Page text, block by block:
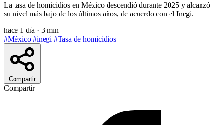
La tasa de homicidios en México descendió durante 2025 y alcanzó
su nivel más bajo de los últimos años, de acuerdo con el Inegi.
hace 1 día · 3 min
#México #inegi #Tasa de homicidios
Compartir
Compartir